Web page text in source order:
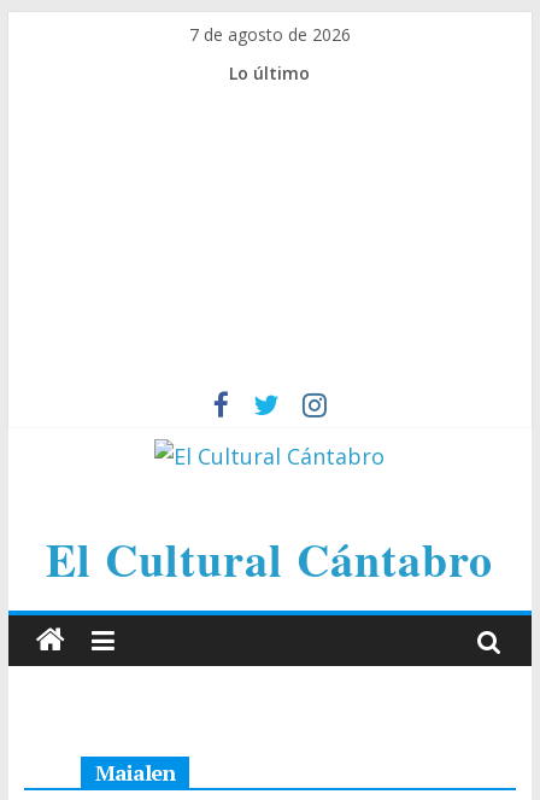
7 de agosto de 2026
Lo último
El Cultural Cántabro
Maialen